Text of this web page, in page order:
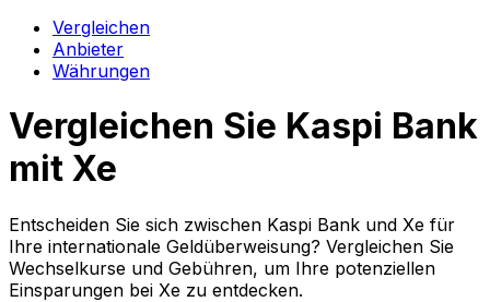
Vergleichen
Anbieter
Währungen
Vergleichen Sie Kaspi Bank
mit Xe
Entscheiden Sie sich zwischen Kaspi Bank und Xe für
Ihre internationale Geldüberweisung? Vergleichen Sie
Wechselkurse und Gebühren, um Ihre potenziellen
Einsparungen bei Xe zu entdecken.